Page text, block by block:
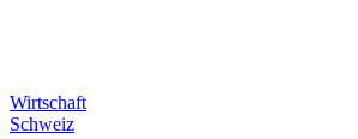
Wirtschaft
Schweiz